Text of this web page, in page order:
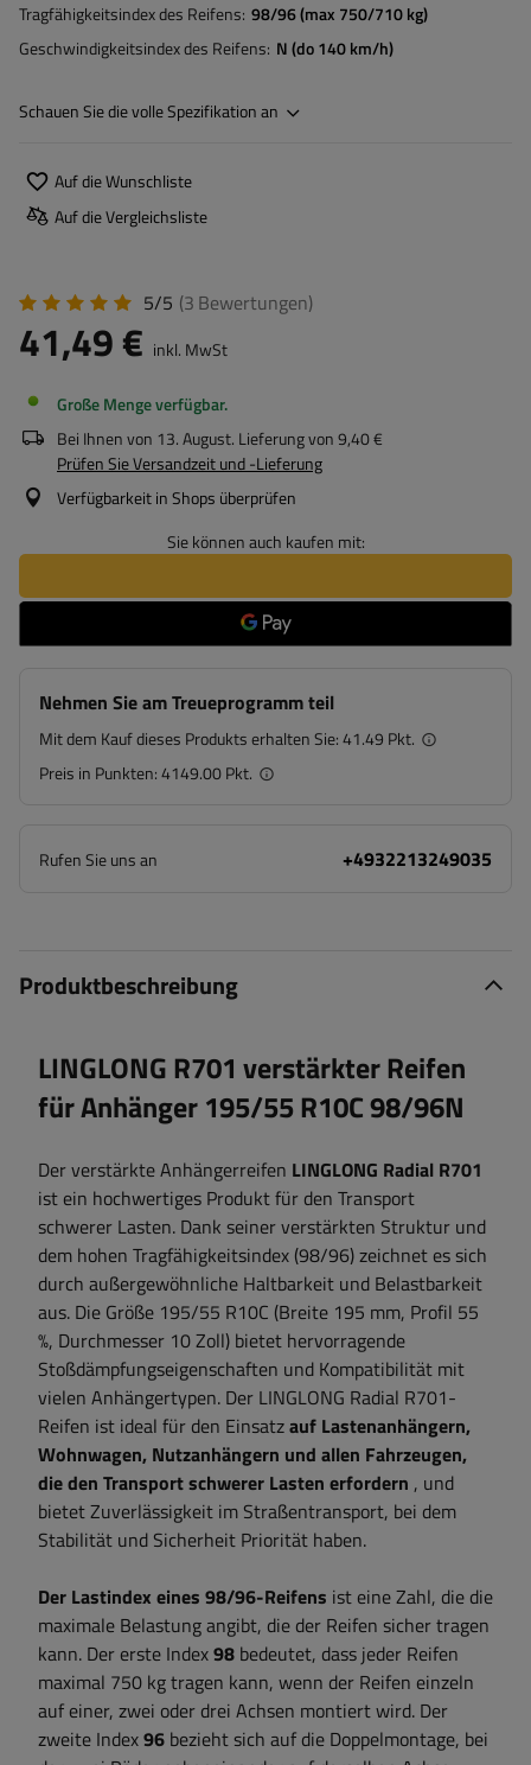
Tragfähigkeitsindex des Reifens 98/96 (max 750/710 kg)
Geschwindigkeitsindex des Reifens N (do 140 km/h)
Schauen Sie die volle Spezifikation an
Auf die Wunschliste
Auf die Vergleichsliste
5/5 (3 Bewertungen)
41,49 € inkl. MwSt
Große Menge verfügbar
Bei Ihnen von 13. August. Lieferung von9,40 €
Prüfen Sie Versandzeit und -Lieferung
Verfügbarkeit in Shops überprüfen
Sie können auch kaufen mit:
Nehmen Sie am Treueprogramm teil
Mit dem Kauf dieses Produkts erhalten Sie:41.49 Pkt.
Preis in Punkten:4149.00 Pkt.
Rufen Sie uns an +4932213249035
Produktbeschreibung
LINGLONG R701 verstärkter Reifen
für Anhänger 195/55 R10C 98/96N
Der verstärkte Anhängerreifen LINGLONG Radial R701
ist ein hochwertiges Produkt für den Transport
schwerer Lasten. Dank seiner verstärkten Struktur und
dem hohen Tragfähigkeitsindex (98/96) zeichnet es sich
durch außergewöhnliche Haltbarkeit und Belastbarkeit
aus. Die Größe 195/55 R10C (Breite 195 mm, Profil 55
%, Durchmesser 10 Zoll) bietet hervorragende
Stoßdämpfungseigenschaften und Kompatibilität mit
vielen Anhängertypen. Der LINGLONG Radial R701-
Reifen ist ideal für den Einsatzauf Lastenanhängern,
Wohnwagen, Nutzanhängern und allen Fahrzeugen,
die den Transport schwerer Lasten erfordern , und
bietet Zuverlässigkeit im Straßentransport, bei dem
Stabilität und Sicherheit Priorität haben.
Der Lastindex eines 98/96-Reifens ist eine Zahl, die die
maximale Belastung angibt, die der Reifen sicher tragen
kann. Der erste Index98 bedeutet, dass jeder Reifen
maximal 750 kg tragen kann, wenn der Reifen einzeln
auf einer, zwei oder drei Achsen montiert wird. Der
zweite Index96 bezieht sich auf die Doppelmontage, bei